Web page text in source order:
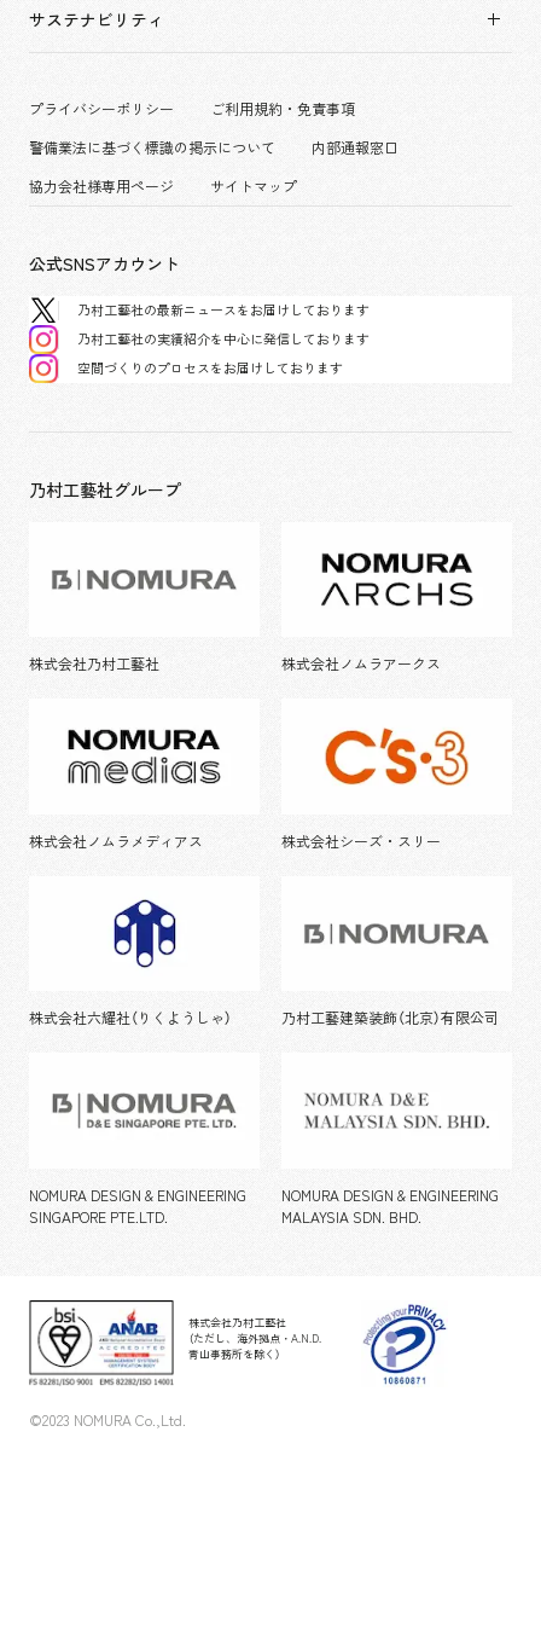
コーポレート
コンベンション & イベント
パブリック
キャリア採用
働く環境
サステナビリティ
プライバシーポリシー
ご利用規約・免責事項
警備業法に基づく標識の掲示について
内部通報窓口
協力会社様専用ページ
サイトマップ
公式SNSアカウント
乃村工藝社の最新ニュースをお届けしております
乃村工藝社の実績紹介を中心に発信しております
空間づくりのプロセスをお届けしております
乃村工藝社グループ
株式会社乃村工藝社 株式会社ノムラアークス
株式会社ノムラメディアス 株式会社シーズ・スリー
株式会社六耀社（りくようしゃ） 乃村工藝建築装飾（北京）有限公司
NOMURA DESIGN & ENGINEERING
SINGAPORE PTE.LTD.
NOMURA DESIGN & ENGINEERING
MALAYSIA SDN. BHD.
株式会社乃村工藝社
（ただし、海外拠点・A.N.D.
青山事務所を除く）
©2023 NOMURA Co.,Ltd.